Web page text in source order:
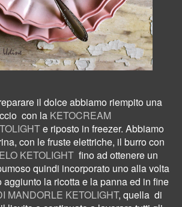
il dolce abbiamo riempito una
con la KETOCREAM
e riposto in freezer. Abbiamo
con le fruste elettriche, il burro con
KETOLIGHT fino ad ottenere un
quindi incorporato uno alla volta
aggiunto la ricotta e la panna ed in fine
MANDORLE KETOLIGHT, quella di